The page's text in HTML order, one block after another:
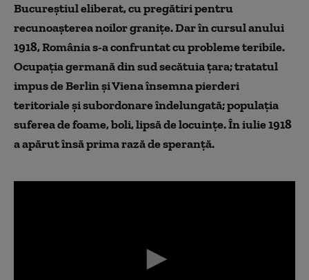
Bucureştiul eliberat, cu pregătiri pentru
recunoaşterea noilor graniţe. Dar în cursul anului
1918, România s-a confruntat cu probleme teribile.
Ocupaţia germană din sud secătuia ţara; tratatul
impus de Berlin şi Viena însemna pierderi
teritoriale şi subordonare îndelungată; populaţia
suferea de foame, boli, lipsă de locuinţe. În iulie 1918
a apărut însă prima rază de speranţă.